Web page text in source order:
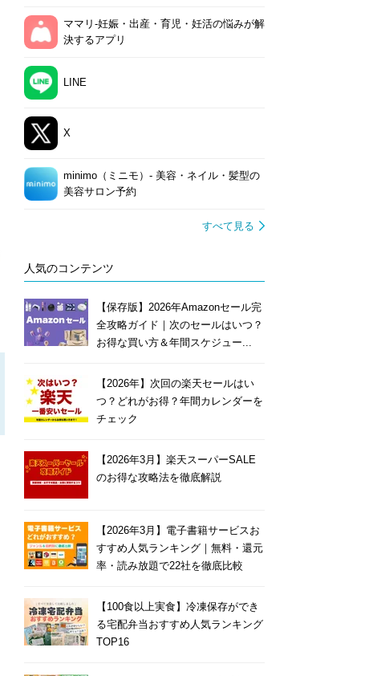
ママリ-妊娠・出産・育児・妊活の悩みが解
決するアプリ
LINE
X
minimo（ミニモ）- 美容・ネイル・髪型の
美容サロン予約
すべて見る
人気のコンテンツ
【保存版】2026年Amazonセール完
全攻略ガイド｜次のセールはいつ？
お得な買い方＆年間スケジュー...
【2026年】次回の楽天セールはい
つ？どれがお得？年間カレンダーを
チェック
【2026年3月】楽天スーパーSALE
のお得な攻略法を徹底解説
【2026年3月】電子書籍サービスお
すすめ人気ランキング｜無料・還元
率・読み放題で22社を徹底比較
【100食以上実食】冷凍保存ができ
る宅配弁当おすすめ人気ランキング
TOP16